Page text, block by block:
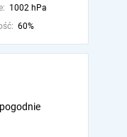
1002 hPa
60%